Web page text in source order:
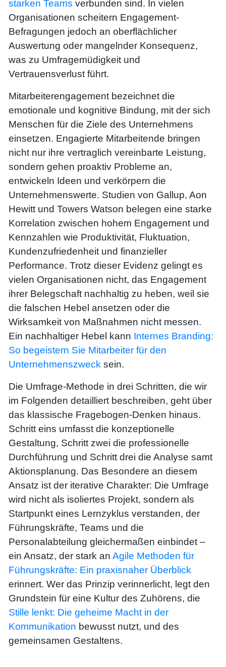
starken Teams verbunden sind. In vielen
Organisationen scheitern Engagement-
Befragungen jedoch an oberflächlicher
Auswertung oder mangelnder Konsequenz,
was zu Umfragemüdigkeit und
Vertrauensverlust führt.
Mitarbeiterengagement bezeichnet die
emotionale und kognitive Bindung, mit der sich
Menschen für die Ziele des Unternehmens
einsetzen. Engagierte Mitarbeitende bringen
nicht nur ihre vertraglich vereinbarte Leistung,
sondern gehen proaktiv Probleme an,
entwickeln Ideen und verkörpern die
Unternehmenswerte. Studien von Gallup, Aon
Hewitt und Towers Watson belegen eine starke
Korrelation zwischen hohem Engagement und
Kennzahlen wie Produktivität, Fluktuation,
Kundenzufriedenheit und finanzieller
Performance. Trotz dieser Evidenz gelingt es
vielen Organisationen nicht, das Engagement
ihrer Belegschaft nachhaltig zu heben, weil sie
die falschen Hebel ansetzen oder die
Wirksamkeit von Maßnahmen nicht messen.
Ein nachhaltiger Hebel kann Internes Branding:
So begeistern Sie Mitarbeiter für den
Unternehmenszweck sein.
Die Umfrage-Methode in drei Schritten, die wir
im Folgenden detailliert beschreiben, geht über
das klassische Fragebogen-Denken hinaus.
Schritt eins umfasst die konzeptionelle
Gestaltung, Schritt zwei die professionelle
Durchführung und Schritt drei die Analyse samt
Aktionsplanung. Das Besondere an diesem
Ansatz ist der iterative Charakter: Die Umfrage
wird nicht als isoliertes Projekt, sondern als
Startpunkt eines Lernzyklus verstanden, der
Führungskräfte, Teams und die
Personalabteilung gleichermaßen einbindet –
ein Ansatz, der stark anAgile Methoden für
Führungskräfte: Ein praxisnaher Überblick
erinnert. Wer das Prinzip verinnerlicht, legt den
Grundstein für eine Kultur des Zuhörens, die
Stille lenkt: Die geheime Macht in der
Kommunikation bewusst nutzt, und des
gemeinsamen Gestaltens.